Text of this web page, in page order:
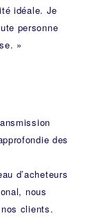
idéale. Je
personne
»
des
d’acheteurs
nous
clients.